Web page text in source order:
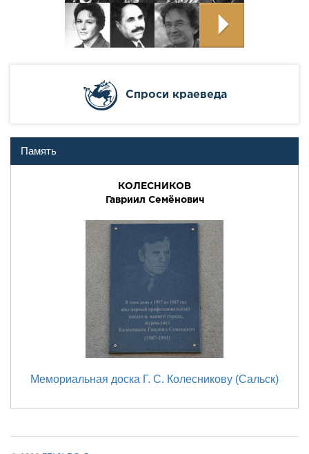
Cпроси краеведа
Память
КОЛЕСНИКОВ
Гавриил Семёнович
Мемориальная доска Г. С. Колесникову (Сальск)